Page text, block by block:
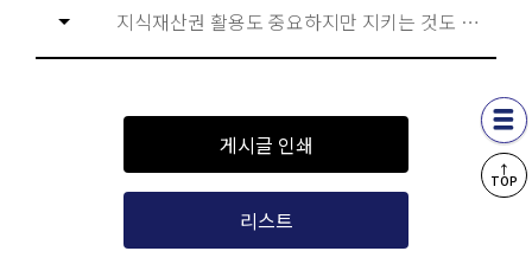
지식재산권 활용도 중요하지만 지키는 것도 빼놓을 수 없다
게시글 인쇄
리스트
↑
TOP